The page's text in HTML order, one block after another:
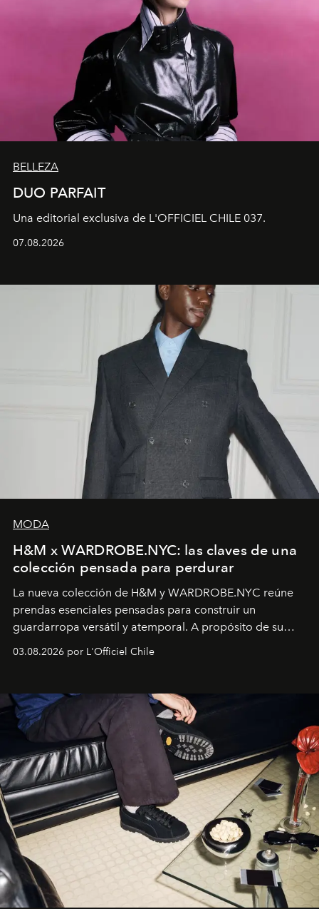
BELLEZA
DUO PARFAIT
Una editorial exclusiva de L'OFFICIEL CHILE 037.
07.08.2026
MODA
H&M x WARDROBE.NYC: las claves de una
colección pensada para perdurar
La nueva colección de H&M y WARDROBE.NYC reúne
prendas esenciales pensadas para construir un
guardarropa versátil y atemporal. A propósito de su
lanzamiento, los fundadores de la firma neoyorquina y
la asesora creativa y jefa de diseño global de la marca
y la filosofía detrás de la propuesta.
03.08.2026 por L'Officiel Chile